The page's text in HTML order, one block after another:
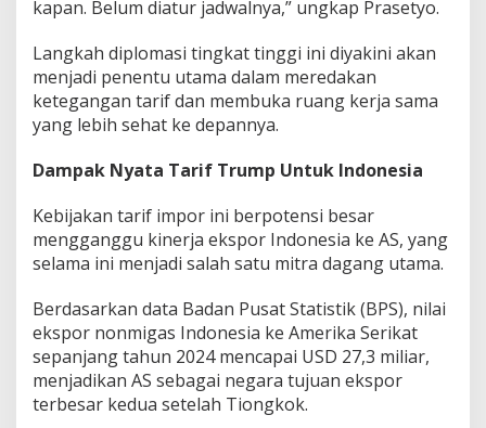
kapan. Belum diatur jadwalnya,” ungkap Prasetyo.
Langkah diplomasi tingkat tinggi ini diyakini akan
menjadi penentu utama dalam meredakan
ketegangan tarif dan membuka ruang kerja sama
yang lebih sehat ke depannya.
Dampak Nyata Tarif Trump Untuk Indonesia
Kebijakan tarif impor ini berpotensi besar
mengganggu kinerja ekspor Indonesia ke AS, yang
selama ini menjadi salah satu mitra dagang utama.
Berdasarkan data Badan Pusat Statistik (BPS), nilai
ekspor nonmigas Indonesia ke Amerika Serikat
sepanjang tahun 2024 mencapai USD 27,3 miliar,
menjadikan AS sebagai negara tujuan ekspor
terbesar kedua setelah Tiongkok.